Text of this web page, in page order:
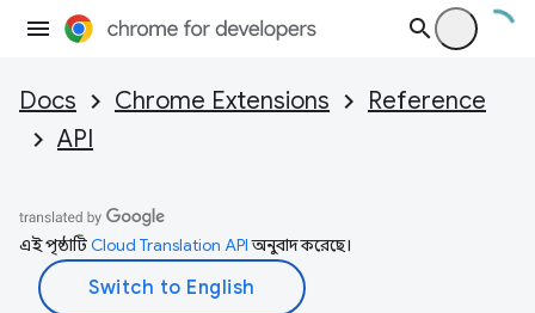
Docs Chrome Extensions
Reference
API
এই পৃষ্ঠাটিCloud Translation APIঅনুবাদ করেছে।